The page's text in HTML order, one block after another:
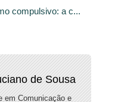
compulsivo: a c...
de Sousa
em Comunicação e